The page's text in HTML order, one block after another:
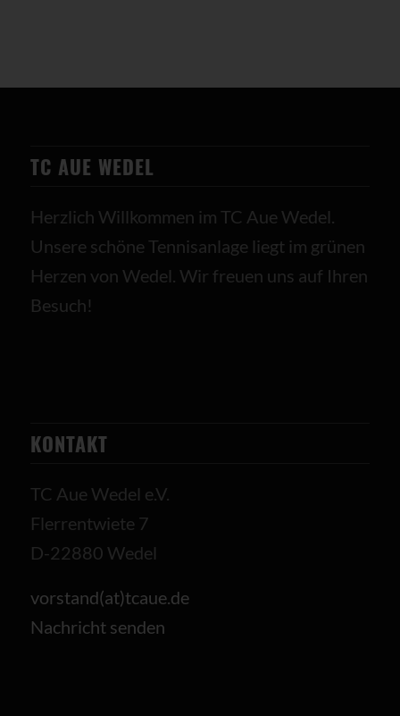
TC AUE WEDEL
Herzlich Willkommen im TC Aue Wedel.
Unsere schöne Tennisanlage liegt im grünen
Herzen von Wedel. Wir freuen uns auf Ihren
Besuch!
KONTAKT
TC Aue Wedel e.V.
Flerrentwiete 7
D-22880 Wedel
vorstand(at)tcaue.de
Nachricht senden